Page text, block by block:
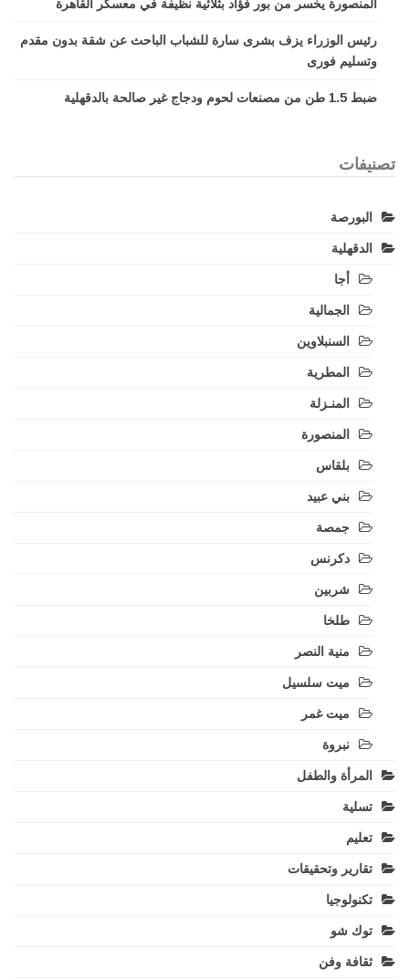
المنصورة يخسر من بور فؤاد بثلاثية نظيفة في معسكر القاهرة
رئيس الوزراء يزف بشرى سارة للشباب الباحث عن شقة بدون مقدم
وتسليم فورى
ضبط 1.5 طن من مصنعات لحوم ودجاج غير صالحة بالدقهلية
تصنيفات
البورصة
الدقهلية
أجا
الجمالية
السنبلاوين
المطرية
المنـزلة
المنصورة
بلقاس
بني عبيد
جمصة
دكرنس
شربين
طلخا
منية النصر
ميت سلسيل
ميت غمر
نبروة
المرأة والطفل
تسلية
تعليم
تقارير وتحقيقات
تكنولوجيا
توك شو
ثقافة وفن